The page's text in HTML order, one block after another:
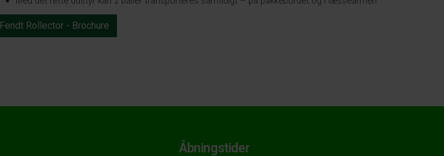
Fendt Rollector - Brochure
Åbningstider